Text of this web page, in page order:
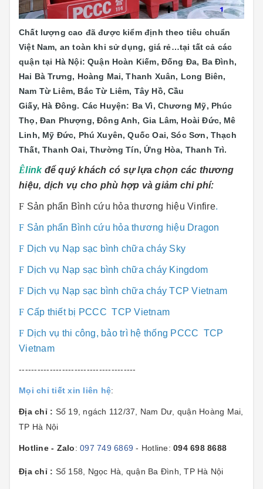
Chất lượng cao đã được kiểm định theo tiêu chuẩn
Việt Nam, an toàn khi sử dụng, giá rẻ…tại tất cả các
quận tại Hà Nội: Quận Hoàn Kiếm, Đống Đa, Ba Đình,
Hai Bà Trưng, Hoàng Mai, Thanh Xuân, Long Biên,
Nam Từ Liêm, Bắc Từ Liêm, Tây Hồ, Cầu
Giấy, Hà Đông. Các Huyện: Ba Vì, Chương Mỹ, Phúc
Thọ, Đan Phượng, Đông Anh, Gia Lâm, Hoài Đức, Mê
Linh, Mỹ Đức, Phú Xuyên, Quốc Oai, Sóc Sơn, Thạch
Thất, Thanh Oai, Thường Tín, Ứng Hòa, Thanh Trì.
Êlink để quý khách có sự lựa chọn các thương
hiệu, dịch vụ cho phù hợp và giảm chi phí:
F Sản phẩn Bình cứu hỏa thương hiệu Vinfire.
F Sản phẩn Bình cứu hỏa thương hiệu Dragon
F Dịch vụ Nạp sạc bình chữa cháy Sky
F Dịch vụ Nạp sạc bình chữa cháy Kingdom
F Dịch vụ Nạp sạc bình chữa cháy TCP Vietnam
F Cấp thiết bị PCCC TCP Vietnam
F Dịch vụ thi công, bảo trì hệ thống PCCC TCP
Vietnam
--------------------------------------
Mọi chi tiết xin liên hệ:
Địa chỉ : Số 19, ngách 112/37, Nam Dư, quận Hoàng Mai,
TP Hà Nội
Hotline - Zalo: 097 749 6869- Hotline: 094 698 8688
Địa chỉ : Số 158, Ngọc Hà, quận Ba Đình, TP Hà Nội